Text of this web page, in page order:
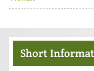
Short